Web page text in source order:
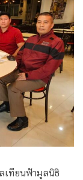
เทียนฟ้ามูลนิธิ